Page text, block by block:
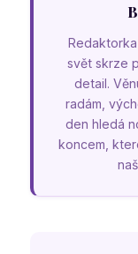
svět skrze
detail.
radám,
den hledá
koncem,